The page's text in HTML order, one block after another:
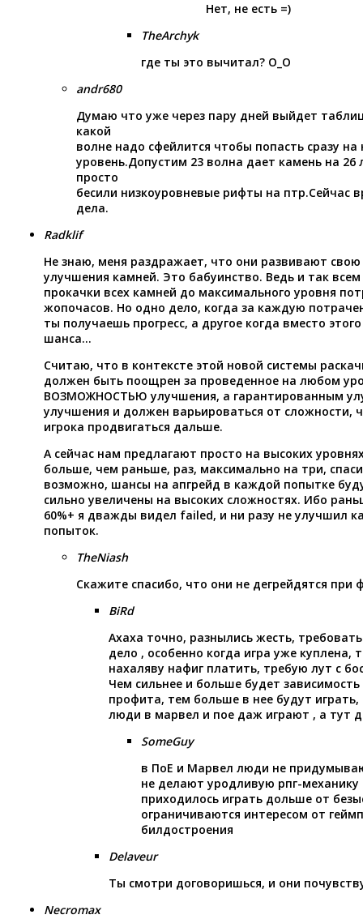
Нет, не есть =)
TheArchyk
где ты это вычитал? O_O
andr680
Думаю что уже через пару дней выйдет
какой
волне надо сфейлится чтобы попасть сразу
уровень.Допустим 23 волна дает камень на 26
просто
бесили низкоуровневые рифты на птр.Сейчас
дела.
Radklif
Не знаю, меня раздражает, что они развивают
улучшения камней. Это бабуинство. Ведь и так
прокачки всех камней до максимального уровня
жопочасов. Но одно дело, когда за каждую
ты получаешь прогресс, а другое когда вместо
шанса…
Считаю, что в контексте этой новой системы
должен быть поощрен за проведенное на любом
ВОЗМОЖНОСТЬЮ улучшения, а гарантированным
улучшения и должен варьироваться от сложности,
игрока продвигаться дальше.
А сейчас нам предлагают просто на высоких
больше, чем раньше, раз, максимально на три,
возможно, шансы на апгрейд в каждой попытке
сильно увеличены на высоких сложностях. Ибо
60%+ я дважды видел failed, и ни разу не улучшил
попыток.
TheNiash
Скажите спасибо, что они не дегрейдятся при
BiRd
Ахаха точно, разнылись жесть,
дело , особенно когда игра уже куплена,
нахаляву нафиг платить, требую лут с
Чем сильнее и больше будет
профита, тем больше в нее будут
люди в марвел и пое даж играют , а тут
SomeGuy
в ПоЕ и Марвел люди не
не делают уродливую рпг-
приходилось играть дольше от
ограничиваются интересом от
билдостроения
Delaveur
Ты смотри договоришься, и они
Necromax